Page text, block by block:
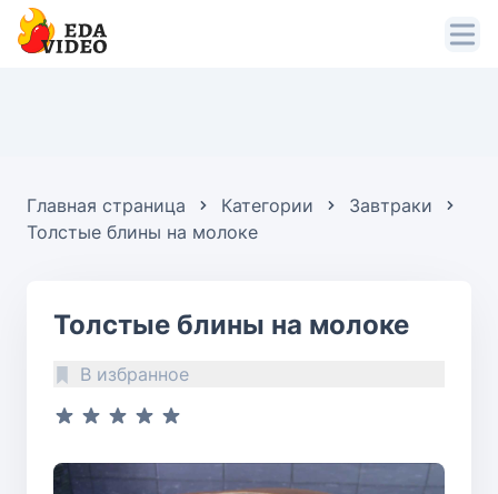
Главная страница Категории
Завтраки
Толстые блины на молоке
Толстые блины на молоке
В избранное